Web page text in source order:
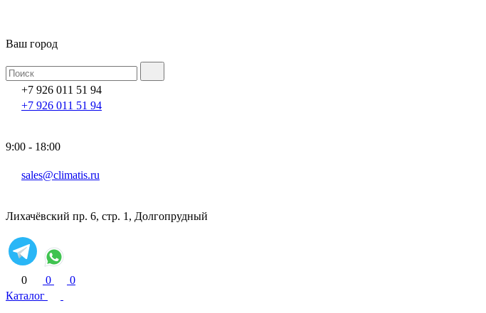
Ваш город
+7 926 011 51 94
+7 926 011 51 94
9:00 - 18:00
sales@climatis.ru
Лихачёвский пр. 6, стр. 1, Долгопрудный
0 0
0
Каталог